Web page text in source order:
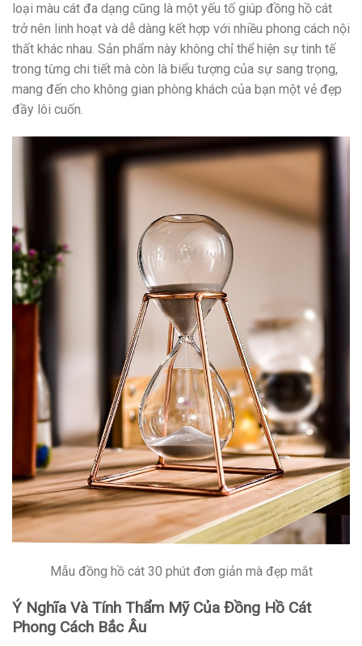
loại màu cát đa dạng cũng là một yếu tố giúp đồng hồ cát
trở nên linh hoạt và dễ dàng kết hợp với nhiều phong cách nội
thất khác nhau. Sản phẩm này không chỉ thể hiện sự tinh tế
trong từng chi tiết mà còn là biểu tượng của sự sang trọng,
mang đến cho không gian phòng khách của bạn một vẻ đẹp
đầy lôi cuốn.
Mẫu đồng hồ cát 30 phút đơn giản mà đẹp mắt
Ý Nghĩa Và Tính Thẩm Mỹ Của Đồng Hồ Cát
Phong Cách Bắc Âu